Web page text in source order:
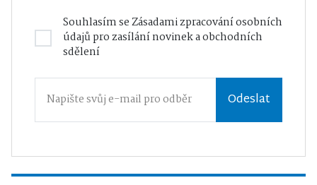
Souhlasím seZásadami zpracování osobních
údajůpro zasílání novinek a obchodních
sdělení
Odeslat